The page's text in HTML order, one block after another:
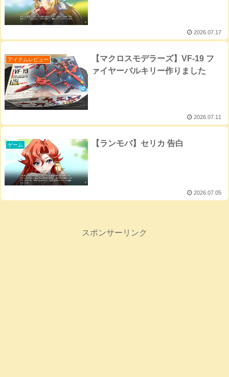
2026.07.17
アイテムレビュー
【マクロスモデラーズ】VF-19 フ
ァイヤーバルキリー作りました
2026.07.11
ゲーム 【ランモバ】セリカ 告白
2026.07.05
スポンサーリンク